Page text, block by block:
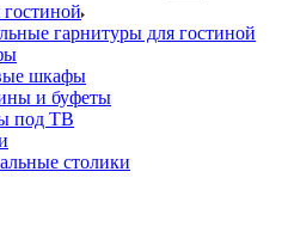
гарнитуры для гостиной
шкафы
и буфеты
под ТВ
столики